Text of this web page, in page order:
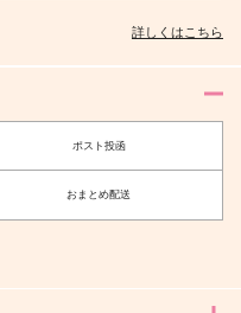
詳しくはこちら
ポスト投函
おまとめ配送